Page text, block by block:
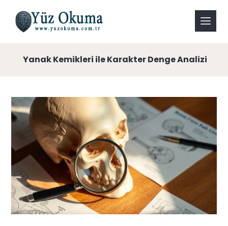
Yanak Kemikleri ile Karakter Denge Analizi